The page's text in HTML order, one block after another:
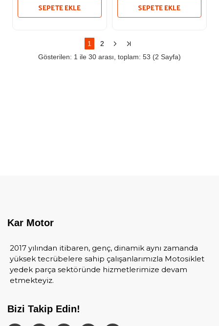
SEPETE EKLE
SEPETE EKLE
1
2
Gösterilen: 1 ile 30 arası, toplam: 53 (2 Sayfa)
Kar Motor
2017 yılından itibaren, genç, dinamik aynı zamanda
yüksek tecrübelere sahip çalışanlarımızla Motosiklet
yedek parça sektöründe hizmetlerimize devam
etmekteyiz.
Bizi Takip Edin!